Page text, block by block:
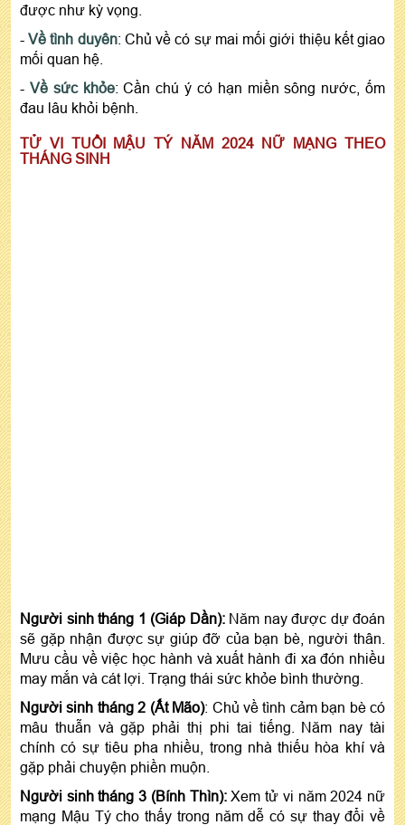
được như kỳ vọng.
-Về tình duyên: Chủ về có sự mai mối giới thiệu kết giao
mối quan hệ.
- Về sức khỏe: Cần chú ý có hạn miền sông nước, ốm
đau lâu khỏi bệnh.
TỬ VI TUỔI MẬU TÝ NĂM 2024 NỮ MẠNG THEO
THÁNG SINH
Người sinh tháng 1 (Giáp Dần): Năm nay được dự đoán
sẽ gặp nhận được sự giúp đỡ của bạn bè, người thân.
Mưu cầu về việc học hành và xuất hành đi xa đón nhiều
may mắn và cát lợi. Trạng thái sức khỏe bình thường.
Người sinh tháng 2 (Ất Mão): Chủ về tình cảm bạn bè có
mâu thuẫn và gặp phải thị phi tai tiếng. Năm nay tài
chính có sự tiêu pha nhiều, trong nhà thiếu hòa khí và
gặp phải chuyện phiền muộn.
Người sinh tháng 3 (Bính Thìn):Xem tử vi năm 2024 nữ
mạng Mậu Tý cho thấy trong năm dễ có sự thay đổi về